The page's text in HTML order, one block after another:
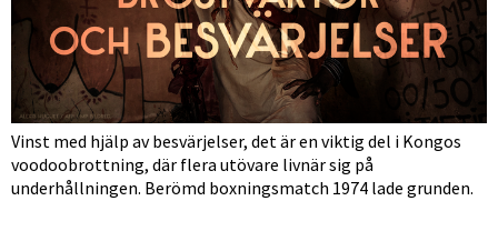
Vinst med hjälp av besvärjelser, det är en viktig del i Kongos
voodoobrottning, där flera utövare livnär sig på
underhållningen. Berömd boxningsmatch 1974 lade grunden.